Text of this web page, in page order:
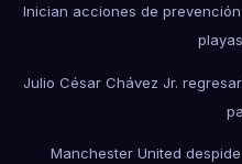
Inician acciones de
Julio César Chávez Jr.
Manchester United